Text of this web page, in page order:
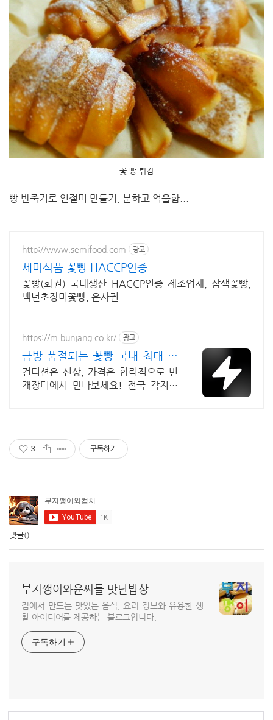
꽃 빵 튀김
빵 반죽기로 인절미 만들기, 분하고 억울함...
http://www.semifood.com 광고
세미식품 꽃빵 HACCP인증
꽃빵(화권) 국내생산 HACCP인증 제조업체, 삼색꽃빵,
백년초장미꽃빵, 은사권
https://m.bunjang.co.kr/ 광고
금방 품절되는 꽃빵 국내 최대 브
랜드 중고거래
컨디션은 신상, 가격은 합리적으로 번
개장터에서 만나보세요! 전국 각지에
3 구독하기
댓글()
부지깽이와윤씨들 맛난밥상
집에서 만드는 맛있는 음식, 요리 정보와 유용한 생
활 아이디어를 제공하는 블로그입니다.
구독하기